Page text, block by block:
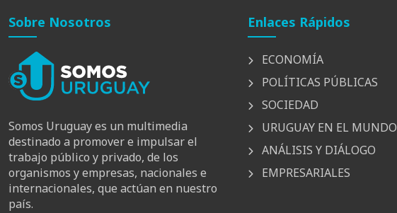
Sobre Nosotros
Somos Uruguay es un multimedia
destinado a promover e impulsar el
trabajo público y privado, de los
organismos y empresas, nacionales e
internacionales, que actúan en nuestro
país.
Enlaces Rápidos
ECONOMÍA
POLÍTICAS PÚBLICAS
SOCIEDAD
URUGUAY EN EL MUNDO
ANÁLISIS Y DIÁLOGO
EMPRESARIALES